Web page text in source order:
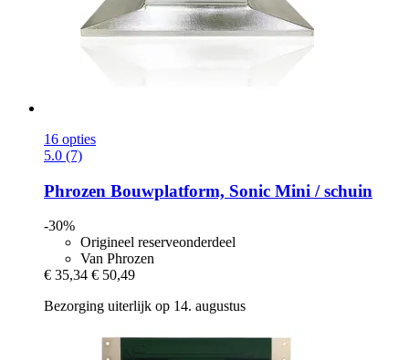
16 opties
5.0 (7)
Phrozen Bouwplatform, Sonic Mini / schuin
-30%
Origineel reserveonderdeel
Van Phrozen
€ 35,34 € 50,49
Bezorging uiterlijk op 14. augustus